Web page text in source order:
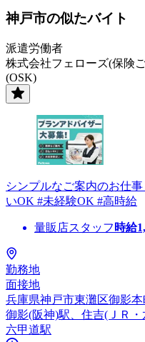
神戸市の似たバイト
派遣労働者
株式会社フェローズ(保険
(OSK)
シンプルなご案内のお仕
いOK #未経験OK #高時給
量販店スタッフ 時給
勤務地
面接地
兵庫県神戸市東灘区御影本
御影(阪神)駅、住吉(ＪＲ・
六甲道駅